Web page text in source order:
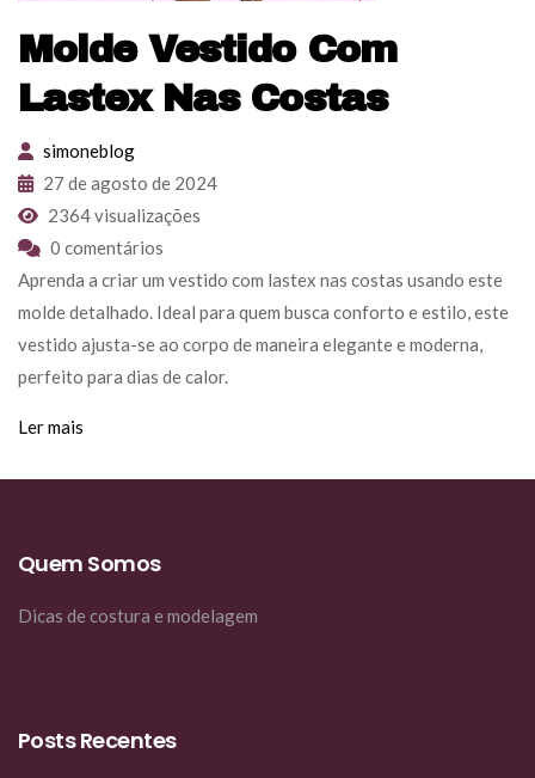
Molde Vestido Com
Lastex Nas Costas
simoneblog
27 de agosto de 2024
2364 visualizações
0 comentários
Aprenda a criar um vestido com lastex nas costas usando este
molde detalhado. Ideal para quem busca conforto e estilo, este
vestido ajusta-se ao corpo de maneira elegante e moderna,
perfeito para dias de calor.
Ler mais
Quem Somos
Dicas de costura e modelagem
Posts Recentes